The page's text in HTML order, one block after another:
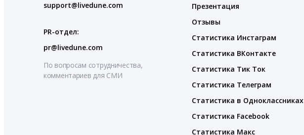
support@livedune.com
PR-отдел:
pr@livedune.com
По вопросам сотрудничества,
комментариев для СМИ
Презентация
Отзывы
Статистика Инстаграм
Статистика ВКонтакте
Статистика Тик Ток
Статистика Телеграм
Статистика в Одноклассниках
Статистика Facebook
Статистика Макс